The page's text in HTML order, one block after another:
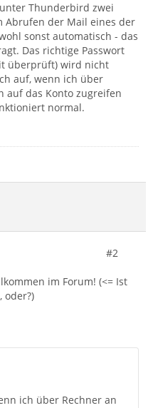
Thunderbird zwei
Abrufen der Mail eines der
sonst automatisch - das
Das richtige Passwort
überprüft) wird nicht
auf, wenn ich über
auf das Konto zugreifen
normal.
#2
im Forum! (<= Ist
oder?)
ich über Rechner an